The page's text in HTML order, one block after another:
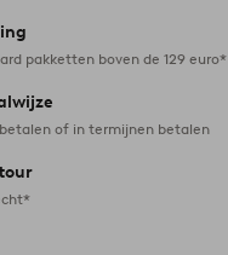
pakketten boven de 129 euro*
of in termijnen betalen